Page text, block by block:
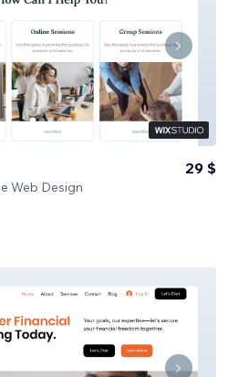
Web Design
29 $